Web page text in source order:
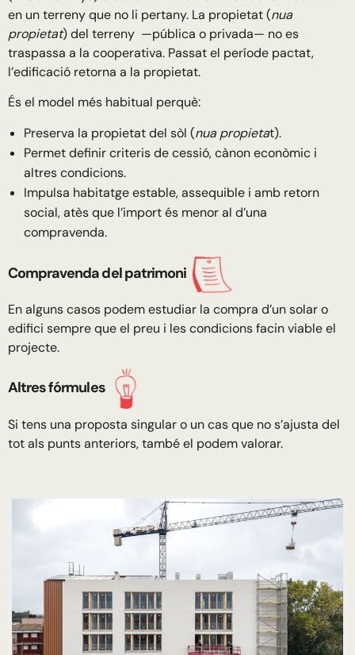
en un terreny que no li pertany. La propietat (nua
propietat) del terreny —pública o privada— no es
traspassa a la cooperativa. Passat el període pactat,
l’edificació retorna a la propietat.
És el model més habitual perquè:
Preserva la propietat del sòl (nua propietat).
Permet definir criteris de cessió, cànon econòmic i
altres condicions.
Impulsa habitatge estable, assequible i amb retorn
social, atès que l’import és menor al d’una
compravenda.
Compravenda del patrimoni
En alguns casos podem estudiar la compra d’un solar o
edifici sempre que el preu i les condicions facin viable el
projecte.
Altres fórmules
Si tens una proposta singular o un cas que no s’ajusta del
tot als punts anteriors, també el podem valorar.